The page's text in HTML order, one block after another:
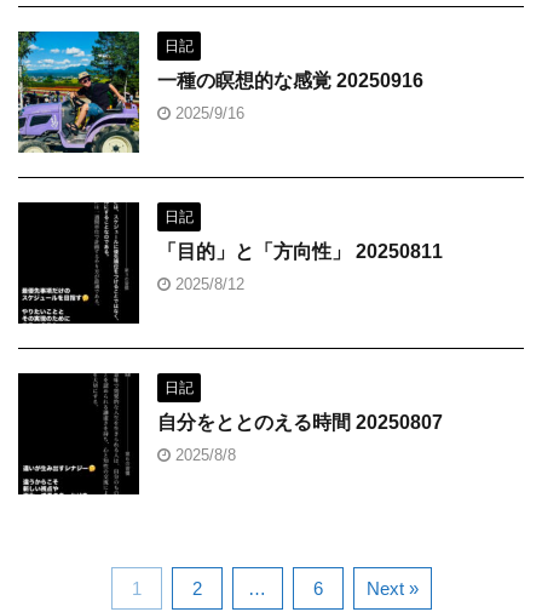
日記
一種の瞑想的な感覚 20250916
2025/9/16
日記
「目的」と「方向性」 20250811
2025/8/12
日記
自分をととのえる時間 20250807
2025/8/8
1 2 … 6 Next »